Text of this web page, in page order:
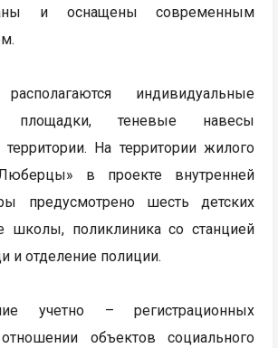
и оснащены современным
индивидуальные
площадки, теневые навесы
На территории жилого
в проекте внутренней
предусмотрено шесть детских
школы, поликлиника со станцией
и отделение полиции.
учетно – регистрационных
объектов социального